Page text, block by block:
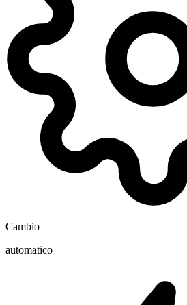
Cambio
automatico